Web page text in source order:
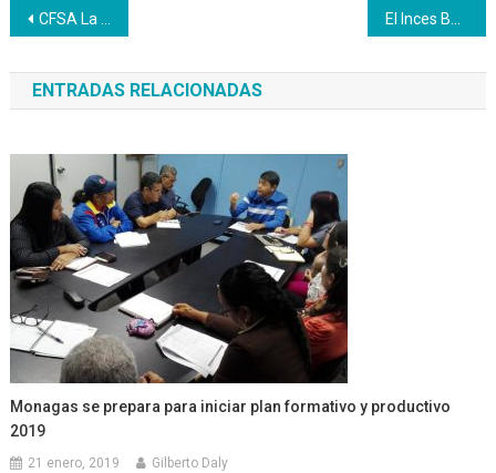
Navegación
de
entradas
CFSA La Azulita activa Unidad de Producción de Lácteos utilizando el cuajo artesanal
ENTRADAS RELACIONADAS
Monagas se prepara para iniciar plan formativo y productivo
2019
21 enero, 2019 Gilberto Daly